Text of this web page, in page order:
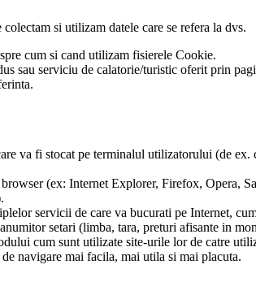
si utilizam datele care se refera la dvs.
cum si cand utilizam fisierele Cookie.
sau serviciu de calatorie/turistic oferit
va fi stocat pe terminalul utilizatorului (de
(ex: Internet Explorer, Firefox, Opera,
servicii de care va bucurati pe Internet,
setari (limba, tara, preturi afisante in
cum sunt utilizate site-urile lor de catre
navigare mai facila, mai utila si mai placuta.